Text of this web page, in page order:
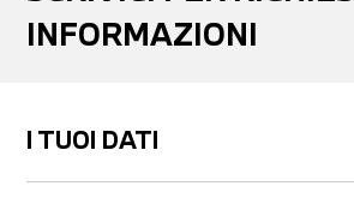
INFORMAZIONI
I TUOI DATI